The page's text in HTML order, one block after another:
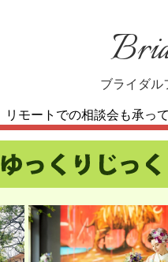
ブライダル
リモートでの相談会も承っ